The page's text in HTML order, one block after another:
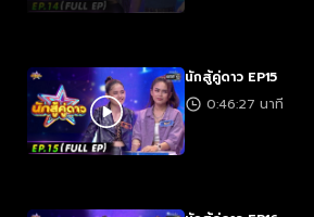
นักสู้คู่ดาว EP15
0:46:27 นาที